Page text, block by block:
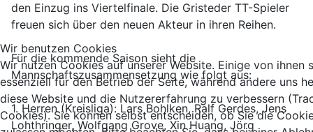
den Einzug ins Viertelfinale. Die Gristeder TT-Spieler
freuen sich über den neuen Akteur in ihren Reihen.
Für die kommende Saison sieht die
Mannschaftszusammensetzung wie folgt aus:
1. Herren (Kreisliga): Lars Bohlken, Ralf Gerdes, Jens
Lohthringer, Wolfgang Grove, Xin Huang, Jörg
Wir benutzen Cookies
Wir nutzen Cookies auf unserer Website. Einige von ihnen
essenziell für den Betrieb der Seite, während andere uns
diese Website und die Nutzererfahrung zu verbessern
Cookies). Sie können selbst entscheiden, ob Sie die